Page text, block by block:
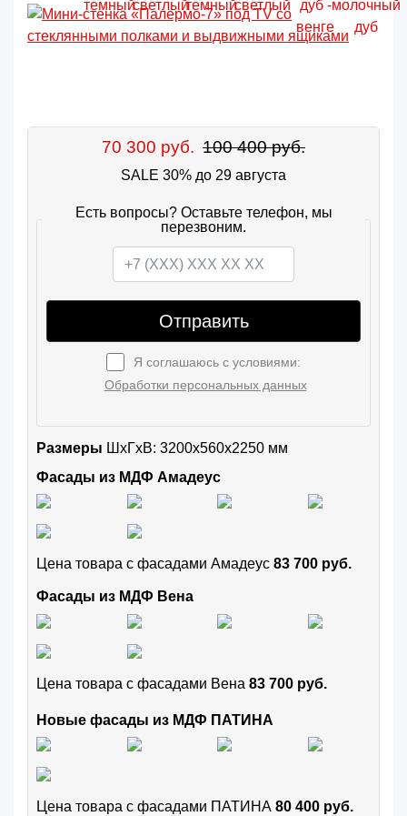
70 300 руб. 100 400 руб.
SALE 30% до 29 августа
Есть вопросы? Оставьте телефон, мы
перезвоним.
Отправить
Я соглашаюсь с условиями:
Обработки персональных данных
Размеры ШxГхВ: 3200x560x2250 мм
Фасады из МДФ Амадеус
Цена товара с фасадами Амадеус 83 700 руб.
Фасады из МДФ Вена
Цена товара с фасадами Вена 83 700 руб.
Новые фасады из МДФ ПАТИНА
Цена товара с фасадами ПАТИНА 80 400 руб.